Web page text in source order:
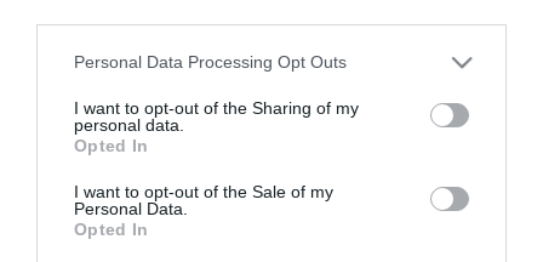
Personal Data Processing Opt Outs
I want to opt-out of the Sharing of my
personal data.
Opted In
I want to opt-out of the Sale of my
Personal Data.
Opted In
considerato un titolare al Manchester United e ha
assicurato di prendere in considerazione tutte le offerte che
gli arriveranno, deve fare i conti con le parole di Alex
Ferguson, che non dà per persa la punta ex West Ham:
"Non ho in mente nessun sostituto di Tevez per il prossimo
anno: stiamo ancora trattando con il suo agente per
l'acquisto a titolo definitivo".